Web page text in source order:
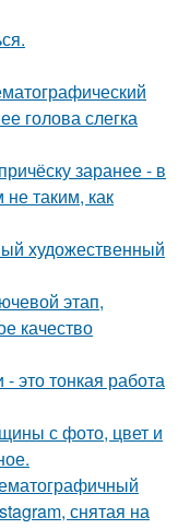
голова слегка
заранее - в
таким, как
художественный
этап,
качество
это тонкая работа
с фото, цвет и
снятая на